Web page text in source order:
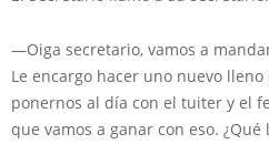
—Oiga secretario, vamos a
Le encargo hacer uno nuevo
ponernos al día con el tuiter y el
que vamos a ganar con eso.